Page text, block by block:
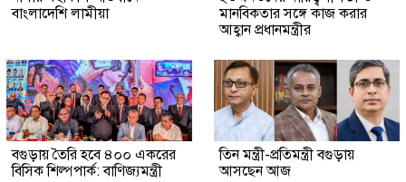
বাংলাদেশি লামীয়া
মানবিকতার সঙ্গে কাজ করার
আহ্বান প্রধানমন্ত্রীর
বগুড়ায় তৈরি হবে ৪০০ একরের
বিসিক শিল্পপার্ক: বাণিজ্যমন্ত্রী
তিন মন্ত্রী-প্রতিমন্ত্রী বগুড়ায়
আসছেন আজ